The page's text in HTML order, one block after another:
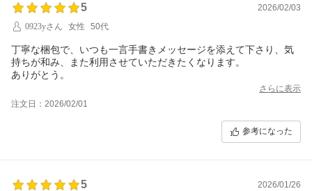
5
2026/02/03
0923yさん
女性 50代
丁寧な梱包で、いつも一言手書きメッセージを添えて下さり、気
持ちが和み、また利用させていただきたくなります。
ありがとう。
さらに表示
注文日：2026/02/01
参考になった
5
2026/01/26